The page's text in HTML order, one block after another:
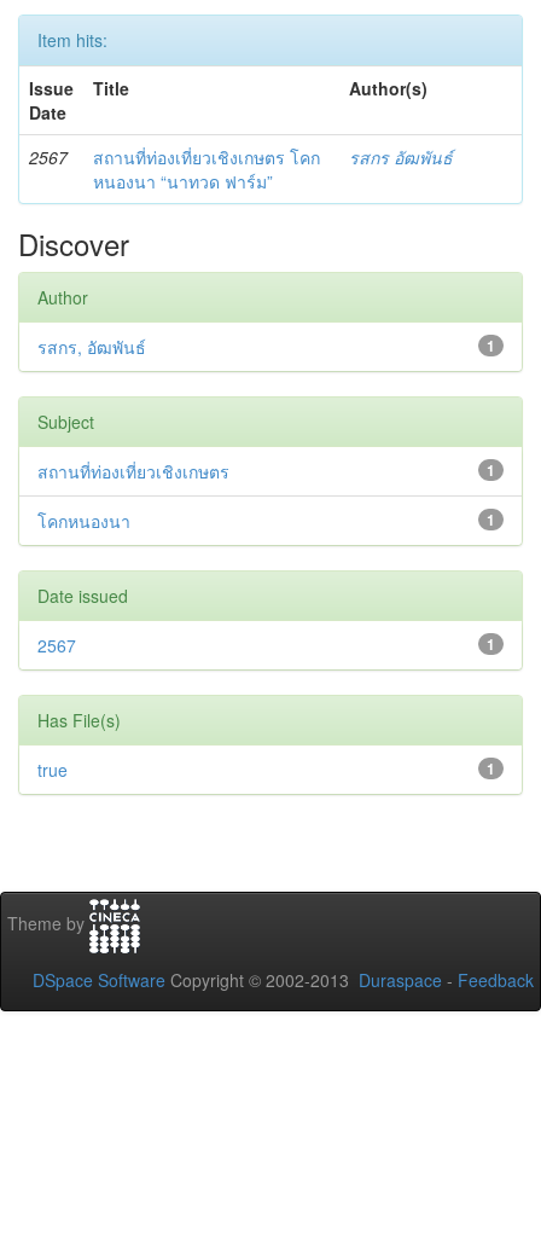
Item hits:
Issue
Date
Title Author(s)
2567
สถานที่ท่องเที่ยวเชิงเกษตร โคก
หนองนา “นาทวด ฟาร์ม”
รสกร อัฒพันธ์
Discover
Author
1
รสกร, อัฒพันธ์
Subject
1
สถานที่ท่องเที่ยวเชิงเกษตร
1
โคกหนองนา
Date issued
1
2567
Has File(s)
1
true
Theme by
DSpace Software Copyright © 2002-2013 Duraspace - Feedback